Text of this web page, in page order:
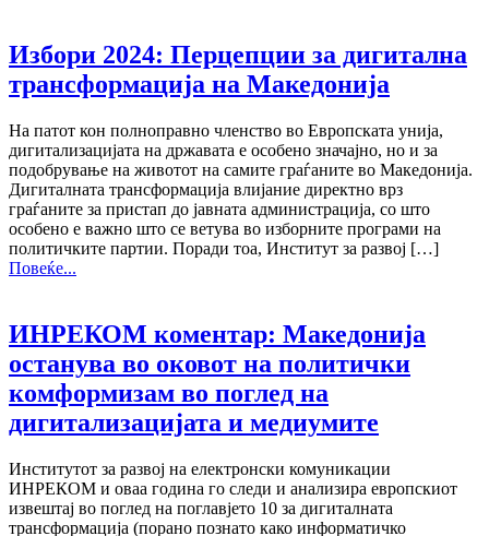
Избори 2024: Перцепции за дигитална
трансформација на Македонија
На патот кон полноправно членство во Европската унија,
дигитализацијата на државата е особено значајно, но и за
подобрување на животот на самите граѓаните во Македонија.
Дигиталната трансформација влијание директно врз
граѓаните за пристап до јавната администрација, со што
особено е важно што се ветува во изборните програми на
политичките партии. Поради тоа, Институт за развој […]
Повеќе...
ИНРЕКОМ коментар: Македонија
останува во оковот на политички
комформизам во поглед на
дигитализацијата и медиумите
Институтот за развој на електронски комуникации
ИНРЕКОМ и оваа година го следи и анализира европскиот
извештај во поглед на поглавјето 10 за дигиталната
трансформација (порано познато како информатичко